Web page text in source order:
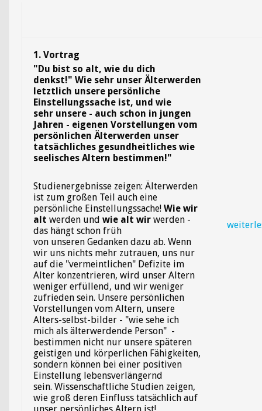
1. Vortrag
"Du bist so alt, wie du dich
denkst!" Wie sehr unser Älterwerden
letztlich unsere persönliche
Einstellungssache ist, und wie
sehr unsere - auch schon in jungen
Jahren - eigenen Vorstellungen vom
persönlichen Älterwerden unser
tatsächliches gesundheitliches wie
seelisches Altern bestimmen!"
Studienergebnisse zeigen: Älterwerden
ist zum großen Teil auch eine
persönliche Einstellungssache! Wie wir
alt werden und wie alt wir werden -
das hängt schon früh
von unseren Gedanken dazu ab. Wenn
wir uns nichts mehr zutrauen, uns nur
auf die "vermeintlichen" Defizite im
Alter konzentrieren, wird unser Altern
weniger erfüllend, und wir weniger
zufrieden sein. Unsere persönlichen
Vorstellungen vom Altern, unsere
Alters-selbst-bilder - "wie sehe ich
mich als älterwerdende Person" -
bestimmen nicht nur unsere späteren
geistigen und körperlichen Fähigkeiten,
sondern können bei einer positiven
Einstellung lebensverlängernd
sein. Wissenschaftliche Studien zeigen,
wie groß deren Einfluss tatsächlich auf